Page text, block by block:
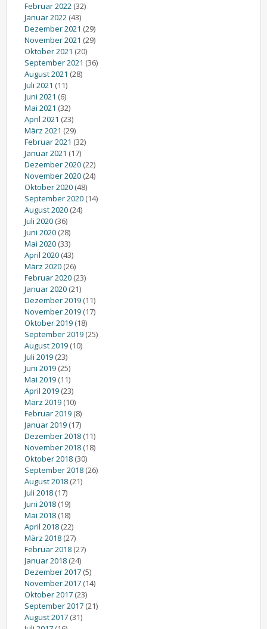
Februar 2022 (32)
Januar 2022 (43)
Dezember 2021 (29)
November 2021 (29)
Oktober 2021 (20)
September 2021 (36)
August 2021 (28)
Juli 2021 (11)
Juni 2021 (6)
Mai 2021 (32)
April 2021 (23)
März 2021 (29)
Februar 2021 (32)
Januar 2021 (17)
Dezember 2020 (22)
November 2020 (24)
Oktober 2020 (48)
September 2020 (14)
August 2020 (24)
Juli 2020 (36)
Juni 2020 (28)
Mai 2020 (33)
April 2020 (43)
März 2020 (26)
Februar 2020 (23)
Januar 2020 (21)
Dezember 2019 (11)
November 2019 (17)
Oktober 2019 (18)
September 2019 (25)
August 2019 (10)
Juli 2019 (23)
Juni 2019 (25)
Mai 2019 (11)
April 2019 (23)
März 2019 (10)
Februar 2019 (8)
Januar 2019 (17)
Dezember 2018 (11)
November 2018 (18)
Oktober 2018 (30)
September 2018 (26)
August 2018 (21)
Juli 2018 (17)
Juni 2018 (19)
Mai 2018 (18)
April 2018 (22)
März 2018 (27)
Februar 2018 (27)
Januar 2018 (24)
Dezember 2017 (5)
November 2017 (14)
Oktober 2017 (23)
September 2017 (21)
August 2017 (31)